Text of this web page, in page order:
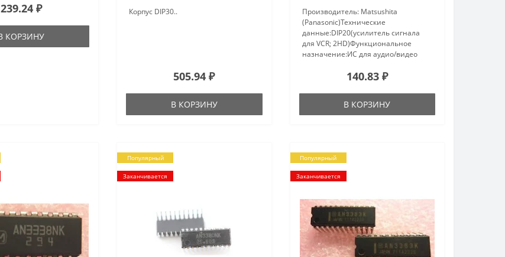
239.24 ₽
КОРЗИНУ
Корпус DIP30..
505.94 ₽
В КОРЗИНУ
Производитель: Matsushita
(Panasonic)Технические
данные:DIP20(усилитель сигнала
для VCR; 2HD)Функциональное
назначение:ИС для аудио/видео
140.83 ₽
В КОРЗИНУ
Популярный
Заканчивается
Популярный
Заканчивается